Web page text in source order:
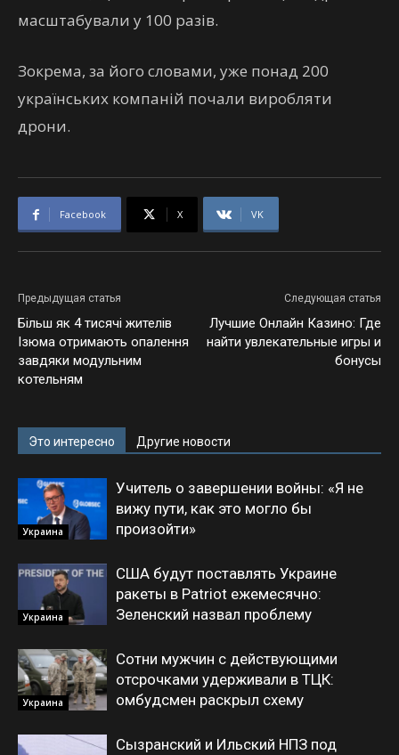
масштабували у 100 разів.
Зокрема, за його словами, уже понад 200
українських компаній почали виробляти
дрони.
Facebook X VK
Предыдущая статья
Більш як 4 тисячі жителів
Ізюма отримають опалення
завдяки модульним
котельням
Следующая статья
Лучшие Онлайн Казино: Где
найти увлекательные игры и
бонусы
Это интересно Другие новости
Украина
Учитель о завершении войны: «Я не
вижу пути, как это могло бы
произойти»
Украина
США будут поставлять Украине
ракеты в Patriot ежемесячно:
Зеленский назвал проблему
Украина
Сотни мужчин с действующими
отсрочками удерживали в ТЦК:
омбудсмен раскрыл схему
Сызранский и Ильский НПЗ под